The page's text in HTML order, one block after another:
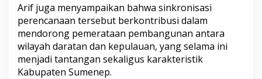
Arif juga menyampaikan bahwa sinkronisasi
perencanaan tersebut berkontribusi dalam
mendorong pemerataan pembangunan antara
wilayah daratan dan kepulauan, yang selama ini
menjadi tantangan sekaligus karakteristik
Kabupaten Sumenep.